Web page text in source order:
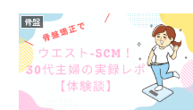
解説。
骨盤